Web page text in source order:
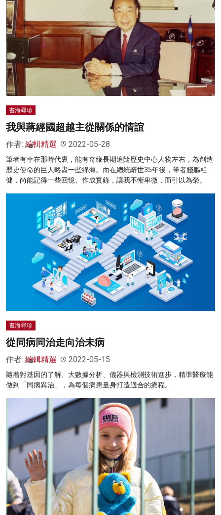
書海尋珍
我與蔣經國超越主從關係的情誼
作者: 編輯精選 2022-05-28
筆者有幸在那時代裏，能有奇緣長期追隨歷史中心人物左右，為創造
歷史使命的巨人略盡一些綿薄。而在總統辭世35年後，筆者賤軀粗
健，尚能記得一些回憶、作成實錄，讓我不慚卑微，而引以為榮。
書海尋珍
從同病同治走向治未病
作者: 編輯精選 2022-05-15
隨着對基因的了解、大數據分析、儀器與檢測技術進步，精準醫療能
做到「同病異治」，為每個病患量身打造適合的療程。